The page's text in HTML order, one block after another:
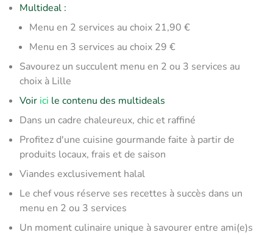
Multideal :
Menu en 2 services au choix 21,90 €
Menu en 3 services au choix 29 €
Savourez un succulent menu en 2 ou 3 services au
choix à Lille
Voir ici le contenu des multideals
Dans un cadre chaleureux, chic et raffiné
Profitez d'une cuisine gourmande faite à partir de
produits locaux, frais et de saison
Viandes exclusivement halal
Le chef vous réserve ses recettes à succès dans un
menu en 2 ou 3 services
Un moment culinaire unique à savourer entre ami(e)s